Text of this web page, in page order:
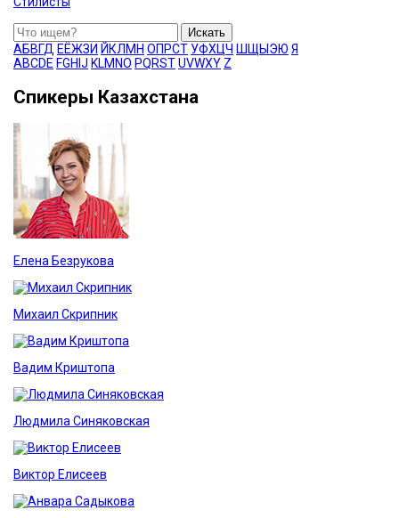
Искать
АБВГД ЕЁЖЗИ Й КЛ М Н ОП РСТ УФХЦЧ Ш ЩЫ ЭЮ Я
ABCDE FGH J KLM NO PQRSTUVWXY Z
Спикеры Казахстана
Елена Безрукова
Михаил Скрипник
Вадим Криштопа
Людмила Синяковская
Виктор Елисеев